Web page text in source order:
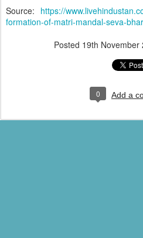
Source: https://
formation-of-matri-mandal-seva-
Posted 19th November
0 Add a